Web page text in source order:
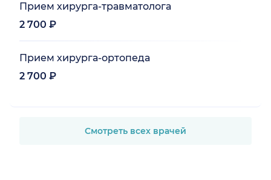
Прием хирурга-травматолога
2 700 ₽
Прием хирурга-ортопеда
2 700 ₽
Смотреть всех врачей